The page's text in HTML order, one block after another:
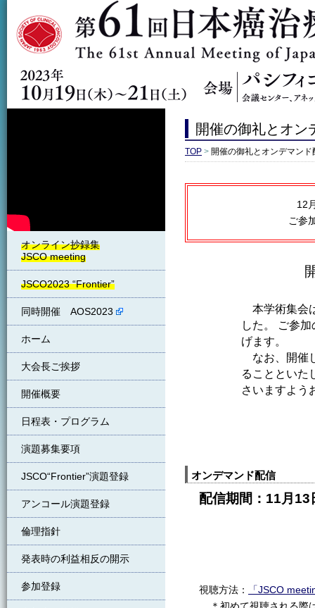
開催の御礼とオン
TOP > 開催の御礼とオンデマンド
12
ご参
本学術集会
した。 ご参
げます。
なお、開催
ることといた
さいますよう
オンデマンド配信
配信期間：11月
視聴方法：
「JSCO
JSCO2023 “Frontier”
同時開催 AOS2023
ホーム
大会長ご挨拶
開催概要
日程表・プログラム
演題募集要項
JSCO“Frontier”演題登録
アンコール演題登録
倫理指針
発表時の利益相反の開示
参加登録